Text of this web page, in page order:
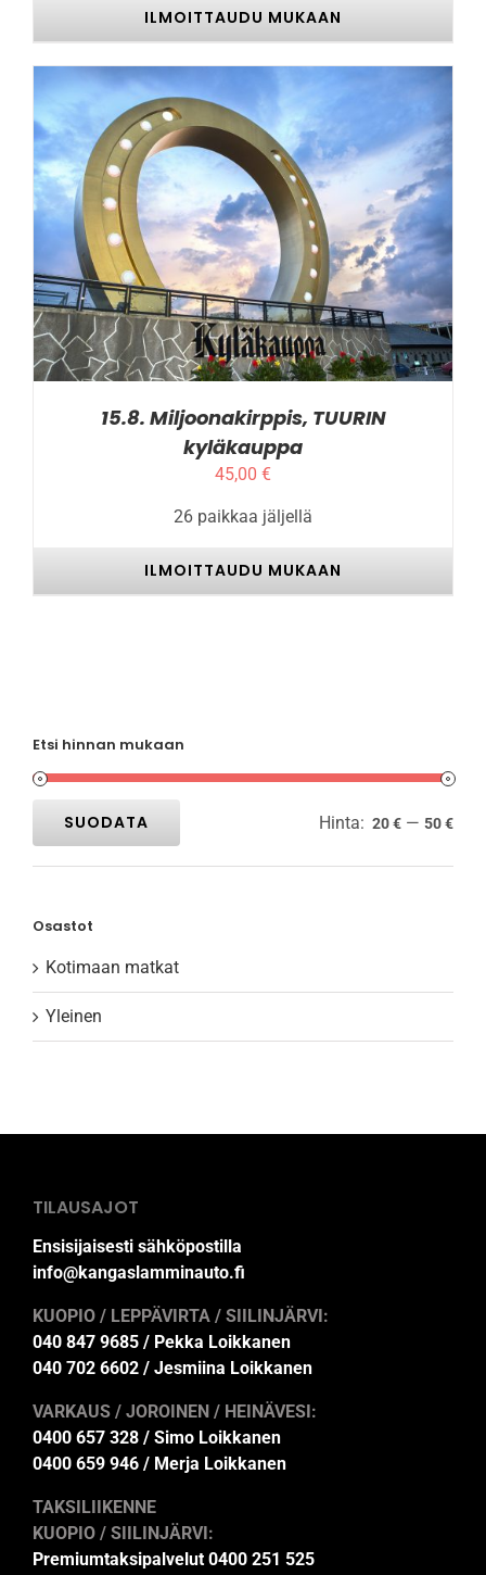
ILMOITTAUDU MUKAAN
ILMOITTAUDU MUKAAN TÄLLÄ
TUOTTEELLA
ON
USEAMPI
MUUNNELMA.
VOIT
TEHDÄ
VALINNAT
SIVULLA.
/ LISÄTIEDOT
15.8. Miljoonakirppis, TUURIN
kyläkauppa
45,00 €
26 paikkaa jäljellä
ILMOITTAUDU MUKAAN
Etsi hinnan mukaan
Minimihinta
Maksimihinta
SUODATA Hinta: 20 € — 50 €
Osastot
Kotimaan matkat
Yleinen
TILAUSAJOT
Ensisijaisesti sähköpostilla
info@kangaslamminauto.fi
KUOPIO / LEPPÄVIRTA / SIILINJÄRVI:
040 847 9685 / Pekka Loikkanen
040 702 6602 / Jesmiina Loikkanen
VARKAUS / JOROINEN / HEINÄVESI:
0400 657 328 / Simo Loikkanen
0400 659 946 / Merja Loikkanen
TAKSILIIKENNE
KUOPIO / SIILINJÄRVI:
Premiumtaksipalvelut 0400 251 525